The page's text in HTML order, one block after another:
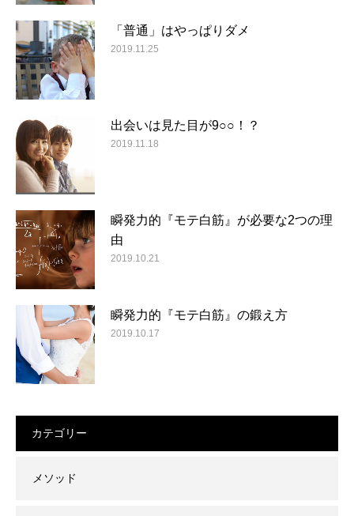
「普通」はやっぱりダメ
2019.11.25
出会いは見た目が9○○！？
2019.11.18
瞬発力的『モテ白筋』が必要な2つの理
由
2019.10.21
瞬発力的『モテ白筋』の鍛え方
2019.10.17
カテゴリー
メソッド